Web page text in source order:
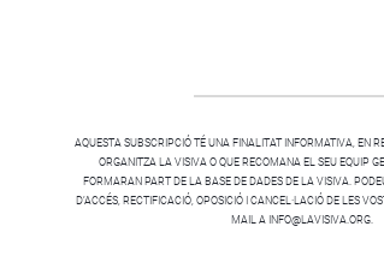
AQUESTA SUBSCRIPCIÓ TÉ UNA FINALITAT INFORMATIVA, EN
ORGANITZA LA VISIVA O QUE RECOMANA EL SEU EQUIP
FORMARAN PART DE LA BASE DE DADES DE LA VISIVA.
D’ACCÉS, RECTIFICACIÓ, OPOSICIÓ I CANCEL·LACIÓ DE LES
MAIL A INFO@LAVISIVA.ORG.